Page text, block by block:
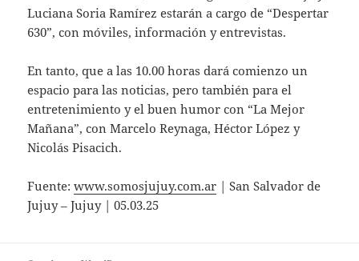
Luciana Soria Ramírez estarán a cargo de “Despertar
630”, con móviles, información y entrevistas.
En tanto, que a las 10.00 horas dará comienzo un
espacio para las noticias, pero también para el
entretenimiento y el buen humor con “La Mejor
Mañana”, con Marcelo Reynaga, Héctor López y
Nicolás Pisacich.
Fuente:www.somosjujuy.com.ar | San Salvador de
Jujuy – Jujuy | 05.03.25